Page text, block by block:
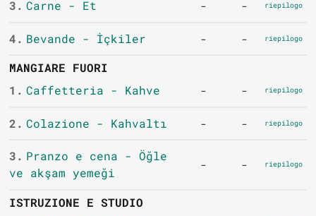
3. Carne - Et - - riepilogo
4. Bevande - İçkiler - - riepilogo
MANGIARE FUORI
1. Caffetteria - Kahve - - riepilogo
2. Colazione - Kahvaltı - - riepilogo
3. Pranzo e cena - Öğle
ve akşam yemeği
- - riepilogo
ISTRUZIONE E STUDIO